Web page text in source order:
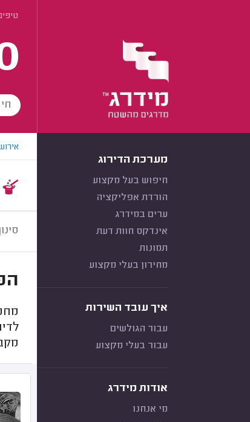
מערכת הדירוג
חיפוש בעל מקצוע
הורדת אפליקציה
ערים במידרג
אינדקס חוות דעת
תמונות
מחירון בעלי מקצוע
איך עובד השירות
עבור הגולשים
עבור בעלי מקצוע
אודות מידרג
מי אנחנו